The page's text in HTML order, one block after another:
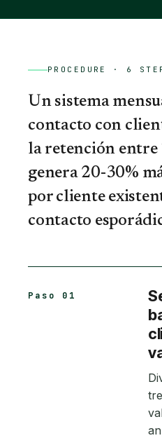
PROCEDURE · 6
Un sistema
contacto con
la retención entre
genera 20-30%
por cliente
contacto
Paso 01